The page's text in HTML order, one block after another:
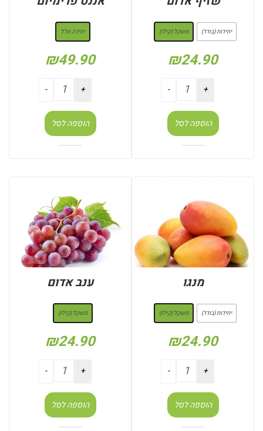
יחידות (בודד) משקל (קילו)
₪24.90
הוספה לסל
יחידה חו"ל
₪49.90
הוספה לסל
מנגו
יחידות (בודד) משקל (קילו)
₪24.90
הוספה לסל
ענב אדום
משקל (קילו)
₪24.90
הוספה לסל